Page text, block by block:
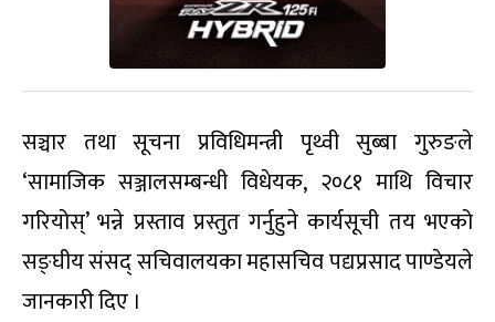
सञ्चार तथा सूचना प्रविधिमन्त्री पृथ्वी सुब्बा गुरुङले
‘सामाजिक सञ्जालसम्बन्धी विधेयक, २०८१ माथि विचार
गरियोस्’ भन्ने प्रस्ताव प्रस्तुत गर्नुहुने कार्यसूची तय भएको
सङ्घीय संसद् सचिवालयका महासचिव पद्यप्रसाद पाण्डेयले
जानकारी दिए ।